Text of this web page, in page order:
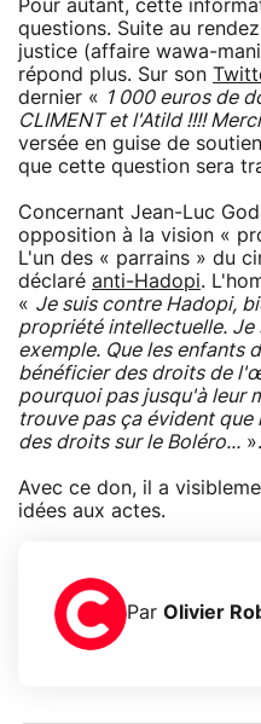
Pour autant, cette
questions. Suite au
justice (affaire wawa-
répond plus. Sur son
dernier « 1 000 euros de
CLIMENT et l'Atild !!!!
versée en guise de
que cette question sera
Concernant Jean-Luc
opposition à la vision «
L'un des « parrains » du
déclaré anti-Hadopi.
« Je suis contre Hadopi,
propriété intellectuelle. Je
exemple. Que les enfants
bénéficier des droits de
pourquoi pas jusqu'à leur
trouve pas ça évident que
des droits sur le Boléro... ».
Avec ce don, il a
idées aux actes.
Par Olivier